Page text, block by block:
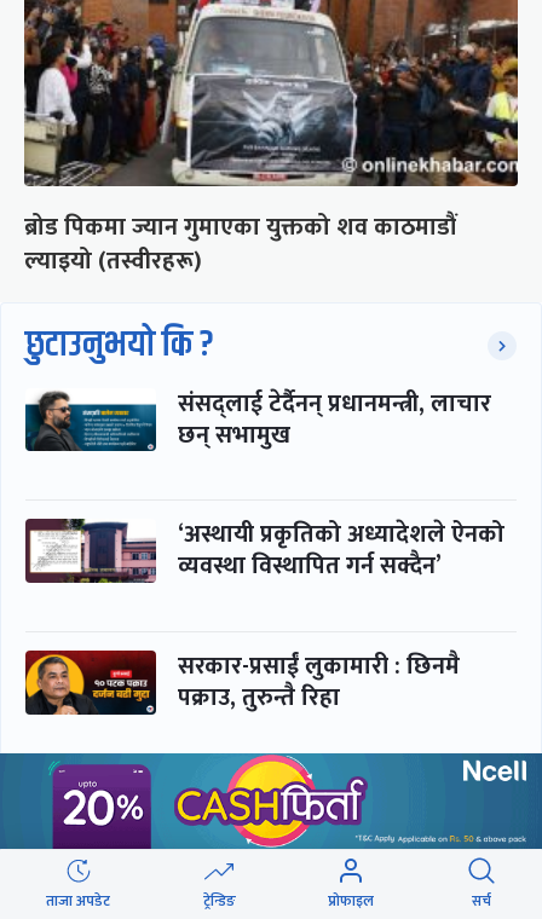
ब्रोड पिकमा ज्यान गुमाएका युक्तको शव काठमाडौं
ल्याइयो (तस्वीरहरू)
छुटाउनुभयो कि ?
संसद्लाई टेर्दैनन् प्रधानमन्त्री, लाचार
छन् सभामुख
‘अस्थायी प्रकृतिको अध्यादेशले ऐनको
व्यवस्था विस्थापित गर्न सक्दैन’
सरकार-प्रसाईं लुकामारी : छिनमै
पक्राउ, तुरुन्तै रिहा
‘कामचलाउ’ नेतृत्वले थलियो स्वास्थ्य
क्षेत्र
ताजा अपडेट ट्रेन्डिङ प्रोफाइल सर्च